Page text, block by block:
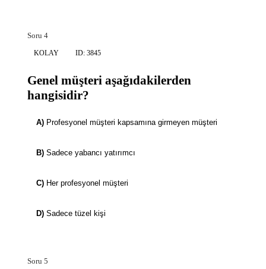
Soru 4
KOLAY ID: 3845
Genel müşteri aşağıdakilerden
hangisidir?
A) Profesyonel müşteri kapsamına girmeyen müşteri
B) Sadece yabancı yatırımcı
C) Her profesyonel müşteri
D) Sadece tüzel kişi
Soru 5